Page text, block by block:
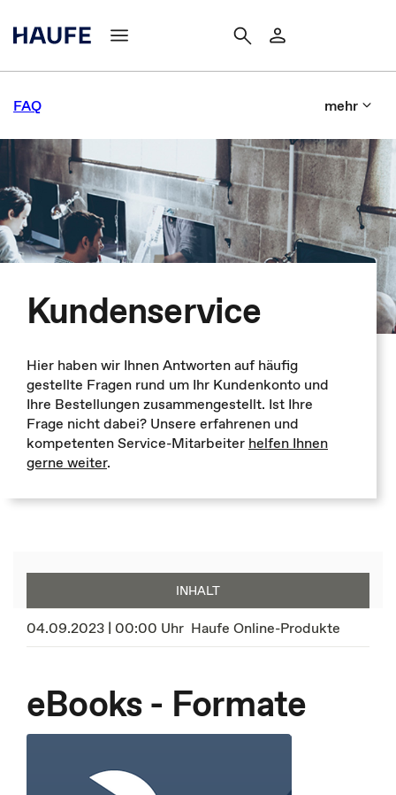
FAQ mehr
Kundenservice
Hier haben wir Ihnen Antworten auf häufig
gestellte Fragen rund um Ihr Kundenkonto und
Ihre Bestellungen zusammengestellt. Ist Ihre
Frage nicht dabei? Unsere erfahrenen und
kompetenten Service-Mitarbeiter helfen Ihnen
gerne weiter.
INHALT
04.09.2023 | 00:00 Uhr Haufe Online-Produkte
eBooks - Formate